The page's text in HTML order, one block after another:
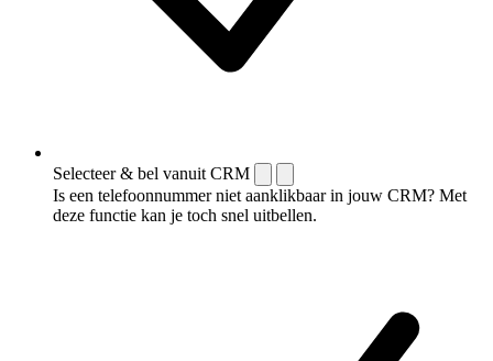
Selecteer & bel vanuit CRM
Is een telefoonnummer niet aanklikbaar in jouw CRM? Met
deze functie kan je toch snel uitbellen.